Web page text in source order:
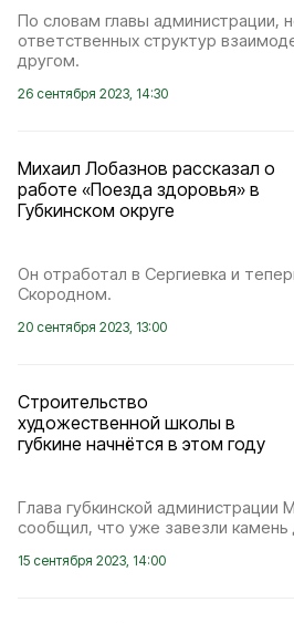
По словам главы администрации,
ответственных структур
другом.
26 сентября 2023, 14:30
Михаил Лобазнов рассказал о
работе «Поезда здоровья» в
Губкинском округе
Он отработал в Сергиевка и
Скородном.
20 сентября 2023, 13:00
Строительство
художественной школы в
губкине начнётся в этом году
Глава губкинской администрации
сообщил, что уже завезли камень
15 сентября 2023, 14:00